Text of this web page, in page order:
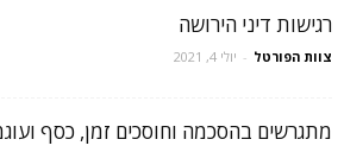
רגישות דיני הירושה
צוות הפורטל - יולי 4, 2021
מתגרשים בהסכמה וחוסכים זמן, כסף